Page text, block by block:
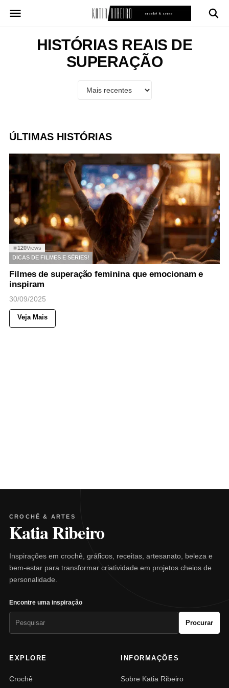
para
HISTÓRIAS REAIS DE
SUPERAÇÃO
ÚLTIMAS HISTÓRIAS
◉120Views
DICAS DE FILMES E SÉRIES!
Filmes de superação feminina que emocionam e
inspiram
30/09/2025
Veja Mais
CROCHÊ & ARTES
Katia Ribeiro
Inspirações em crochê, gráficos, receitas, artesanato, beleza e
bem-estar para transformar criatividade em projetos cheios de
personalidade.
Encontre uma inspiração
Procurar
EXPLORE
Crochê
INFORMAÇÕES
Sobre Katia Ribeiro